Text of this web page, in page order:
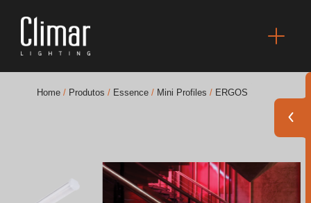
Finishes Book
Home / Produtos / Essence / Mini Profiles / ERGOS